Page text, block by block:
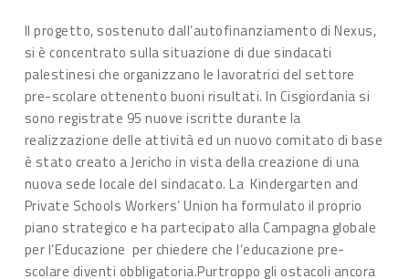
Il progetto, sostenuto dall’autofinanziamento di Nexus,
si è concentrato sulla situazione di due sindacati
palestinesi che organizzano le lavoratrici del settore
pre-scolare ottenento buoni risultati. In Cisgiordania si
sono registrate 95 nuove iscritte durante la
realizzazione delle attività ed un nuovo comitato di base
è stato creato a Jericho in vista della creazione di una
nuova sede locale del sindacato. La Kindergarten and
Private Schools Workers’ Union ha formulato il proprio
piano strategico e ha partecipato alla Campagna globale
per l’Educazione per chiedere che l’educazione pre-
scolare diventi obbligatoria.Purtroppo gli ostacoli ancora